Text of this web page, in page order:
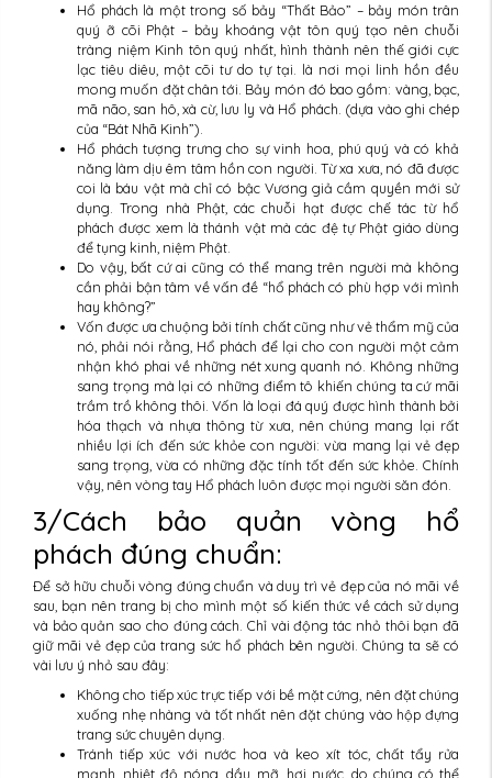
Hổ phách là một trong số bảy “Thất Bảo” – bảy món trân
quý ỡ cõi Phật – bảy khoáng vật tôn quý tạo nên chuỗi
tràng niệm Kinh tôn quý nhất, hình thành nên thế giới cực
lạc tiêu diêu, một cõi tư do tự tại. là nơi mọi linh hồn đều
mong muốn đặt chân tới. Bảy món đó bao gồm: vàng, bạc,
mã não, san hô, xà cừ, lưu ly và Hổ phách. (dựa vào ghi chép
của “Bát Nhã Kinh”).
Hổ phách tượng trưng cho sự vinh hoa, phú quý và có khả
năng làm dịu êm tâm hồn con người. Từ xa xưa, nó đã được
coi là báu vật mà chỉ có bậc Vương giả cầm quyền mới sử
dụng. Trong nhà Phật, các chuỗi hạt được chế tác từ hổ
phách được xem là thánh vật mà các đệ tự Phật giáo dùng
để tụng kinh, niệm Phật.
Do vậy, bất cứ ai cũng có thể mang trên người mà không
cần phải bận tâm về vấn đề “hổ phách có phù hợp với mình
hay không?”
Vốn được ưa chuộng bởi tính chất cũng như vẻ thẩm mỹ của
nó, phải nói rằng, Hổ phách để lại cho con người một cảm
nhận khó phai về những nét xung quanh nó. Không những
sang trọng mà lại có những điểm tô khiến chúng ta cứ mãi
trầm trồ không thôi. Vốn là loại đá quý được hình thành bởi
hóa thạch và nhựa thông từ xưa, nên chúng mang lại rất
nhiều lợi ích đến sức khỏe con người: vừa mang lại vẻ đẹp
sang trọng, vừa có những đặc tính tốt đến sức khỏe. Chính
vậy, nên vòng tay Hổ phách luôn được mọi người săn đón.
3/Cách bảo quản vòng hổ
phách đúng chuẩn:
Để sở hữu chuỗi vòng đúng chuẩn và duy trì vẻ đẹp của nó mãi về
sau, bạn nên trang bị cho mình một số kiến thức về cách sử dụng
và bảo quản sao cho đúng cách. Chỉ vài động tác nhỏ thôi bạn đã
giữ mãi vẻ đẹp của trang sức hổ phách bên người. Chúng ta sẽ có
vài lưu ý nhỏ sau đây:
Không cho tiếp xúc trực tiếp với bề mặt cứng, nên đặt chúng
xuống nhẹ nhàng và tốt nhất nên đặt chúng vào hộp đựng
trang sức chuyên dụng.
Tránh tiếp xúc với nước hoa và keo xít tóc, chất tẩy rửa
mạnh, nhiệt độ nóng, dầu mỡ, hơi nước…do chúng có thể